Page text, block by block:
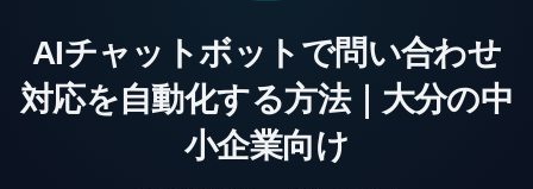
AIチャットボットで問い合わせ
対応を自動化する方法｜大分の中
小企業向け